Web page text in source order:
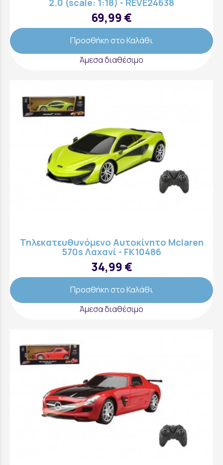
2.0 (scale: 1:18) - REVE24638
69,99 €
Προσθήκη στο Καλάθι
Άμεσα διαθέσιμο
Τηλεκατευθυνόμενο Αυτοκίνητο Mclaren
570s Λαχανί - FK10486
34,99 €
Προσθήκη στο Καλάθι
Άμεσα διαθέσιμο